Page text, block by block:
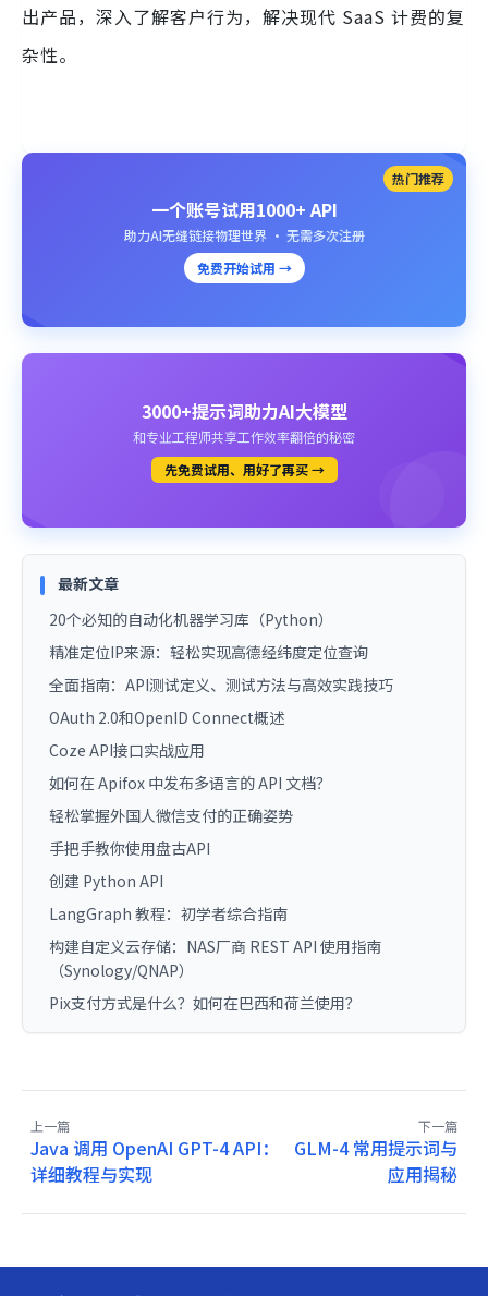
出产品，深入了解客户行为，解决现代 SaaS 计费的复
杂性。
热门推荐
一个账号试用1000+ API
助力AI无缝链接物理世界 · 无需多次注册
免费开始试用 →
3000+提示词助力AI大模型
和专业工程师共享工作效率翻倍的秘密
先免费试用、用好了再买 →
最新文章
20个必知的自动化机器学习库（Python）
精准定位IP来源：轻松实现高德经纬度定位查询
全面指南：API测试定义、测试方法与高效实践技巧
OAuth 2.0和OpenID Connect概述
Coze API接口实战应用
如何在 Apifox 中发布多语言的 API 文档？
轻松掌握外国人微信支付的正确姿势
手把手教你使用盘古API
创建 Python API
LangGraph 教程：初学者综合指南
构建自定义云存储：NAS厂商 REST API 使用指南
（Synology/QNAP）
Pix支付方式是什么？如何在巴西和荷兰使用？
上一篇
Java 调用 OpenAI GPT-4 API：
详细教程与实现
下一篇
GLM-4 常用提示词与
应用揭秘